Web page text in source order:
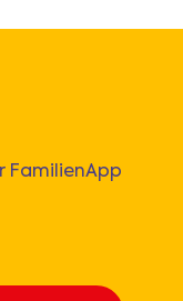
FamilienApp